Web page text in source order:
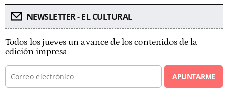
NEWSLETTER - EL CULTURAL
Todos los jueves un avance de los contenidos de la
edición impresa
APUNTARME